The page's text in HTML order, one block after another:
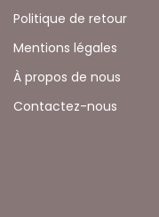
Politique de retour
Mentions légales
À propos de nous
Contactez-nous